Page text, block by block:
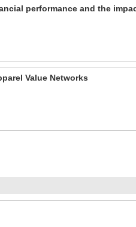
performance and the
Value Networks